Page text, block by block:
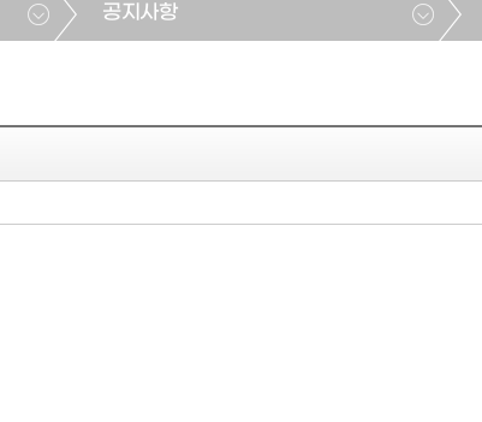
공지사항